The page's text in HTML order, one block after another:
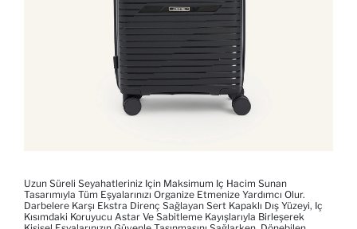
Uzun Süreli Seyahatleriniz Için Maksimum Iç Hacim Sunan
Tasarımıyla Tüm Eşyalarınızı Organize Etmenize Yardımcı Olur.
Darbelere Karşı Ekstra Direnç Sağlayan Sert Kapaklı Dış Yüzeyi, Iç
Kısımdaki Koruyucu Astar Ve Sabitleme Kayışlarıyla Birleşerek